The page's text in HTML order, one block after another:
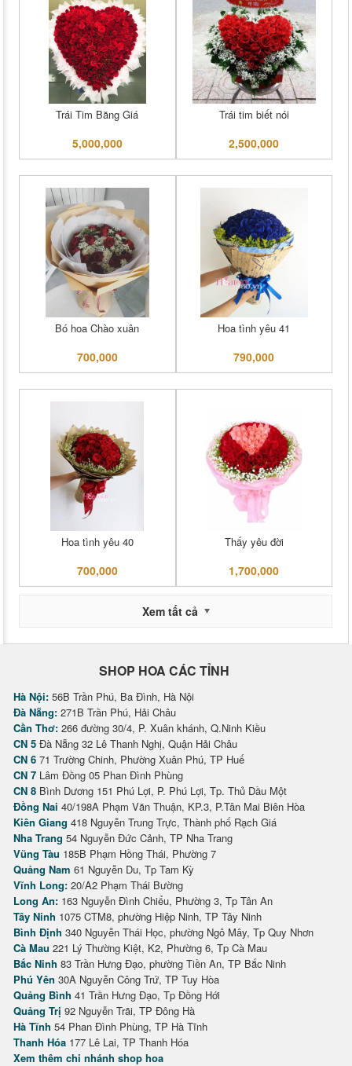
Trái Tim Băng Giá
5,000,000
Trái tim biết nói
2,500,000
Bó hoa Chào xuân
700,000
Hoa tình yêu 41
790,000
Hoa tình yêu 40
700,000
Thấy yêu đời
1,700,000
Xem tất cả
SHOP HOA CÁC TỈNH
Hà Nội: 56B Trần Phú, Ba Đình, Hà Nội
Đà Nẵng: 271B Trần Phú, Hải Châu
Cần Thơ: 266 đường 30/4, P. Xuân khánh, Q.Ninh Kiều
CN 5 Đà Nẵng 32 Lê Thanh Nghị, Quận Hải Châu
CN 6 71 Trường Chinh, Phường Xuân Phú, TP Huế
CN 7 Lâm Đồng 05 Phan Đình Phùng
CN 8 Bình Dương 151 Phú Lợi, P. Phú Lợi, Tp. Thủ Dầu Một
Đồng Nai 40/198A Phạm Văn Thuận, KP.3, P.Tân Mai Biên Hòa
Kiên Giang 418 Nguyễn Trung Trực, Thành phố Rạch Giá
Nha Trang 54 Nguyễn Đức Cảnh, TP Nha Trang
Vũng Tàu 185B Phạm Hồng Thái, Phường 7
Quảng Nam 61 Nguyễn Du, Tp Tam Kỳ
Vĩnh Long: 20/A2 Phạm Thái Bường
Long An: 163 Nguyễn Đình Chiểu, Phường 3, Tp Tân An
Tây Ninh 1075 CTM8, phường Hiệp Ninh, TP Tây Ninh
Bình Định 340 Nguyễn Thái Học, phường Ngô Mây, Tp Quy Nhơn
Cà Mau 221 Lý Thường Kiệt, K2, Phường 6, Tp Cà Mau
Bắc Ninh 83 Trần Hưng Đạo, phường Tiền An, TP Bắc Ninh
Phú Yên 30A Nguyễn Công Trứ, TP Tuy Hòa
Quảng Bình 41 Trần Hưng Đạo, Tp Đồng Hới
Quảng Trị 92 Nguyễn Trãi, TP Đông Hà
Hà Tĩnh 54 Phan Đình Phùng, TP Hà Tĩnh
Thanh Hóa 177 Lê Lai, TP Thanh Hóa
Xem thêm chi nhánh shop hoa